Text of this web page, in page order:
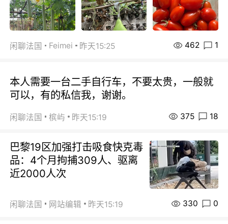
闲聊法国 Feimei 昨天15:25 462 1
本人需要一台二手自行车，不要太贵，一般就
可以，有的私信我，谢谢。
闲聊法国 槟屿 昨天15:19 375 18
巴黎19区加强打击吸食快克毒
品：4个月拘捕309人、驱离
近2000人次
闲聊法国 网站编辑 昨天15:19 330 0